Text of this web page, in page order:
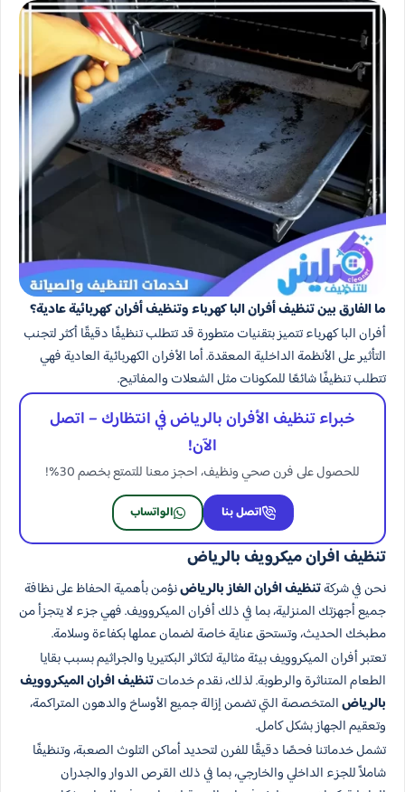
ما الفارق بين تنظيف أفران البا كهرباء وتنظيف أفران كهربائية عادية؟
أفران البا كهرباء تتميز بتقنيات متطورة قد تتطلب تنظيفًا دقيقًا أكثر لتجنب
التأثير على الأنظمة الداخلية المعقدة. أما الأفران الكهربائية العادية فهي
تتطلب تنظيفًا شائعًا للمكونات مثل الشعلات والمفاتيح.
خبراء تنظيف الأفران بالرياض في انتظارك – اتصل
الآن!
للحصول على فرن صحي ونظيف، احجز معنا للتمتع بخصم 30%!
اتصل بنا الواتساب
تنظيف افران ميكرويف بالرياض
نحن في شركةتنظيف افران الغاز بالرياضنؤمن بأهمية الحفاظ على نظافة
جميع أجهزتك المنزلية، بما في ذلك أفران الميكروويف. فهي جزء لا يتجزأ من
مطبخك الحديث، وتستحق عناية خاصة لضمان عملها بكفاءة وسلامة.
تعتبر أفران الميكروويف بيئة مثالية لتكاثر البكتيريا والجراثيم بسبب بقايا
الطعام المتناثرة والرطوبة. لذلك، نقدم خدماتتنظيف افران الميكروويف
بالرياضالمتخصصة التي تضمن إزالة جميع الأوساخ والدهون المتراكمة،
وتعقيم الجهاز بشكل كامل.
تشمل خدماتنا فحصًا دقيقًا للفرن لتحديد أماكن التلوث الصعبة، وتنظيفًا
شاملاً للجزء الداخلي والخارجي، بما في ذلك القرص الدوار والجدران